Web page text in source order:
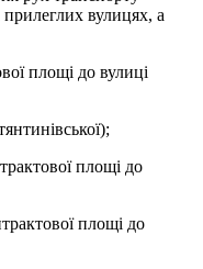
вулицях, а
площі до вулиці
площі до
площі до